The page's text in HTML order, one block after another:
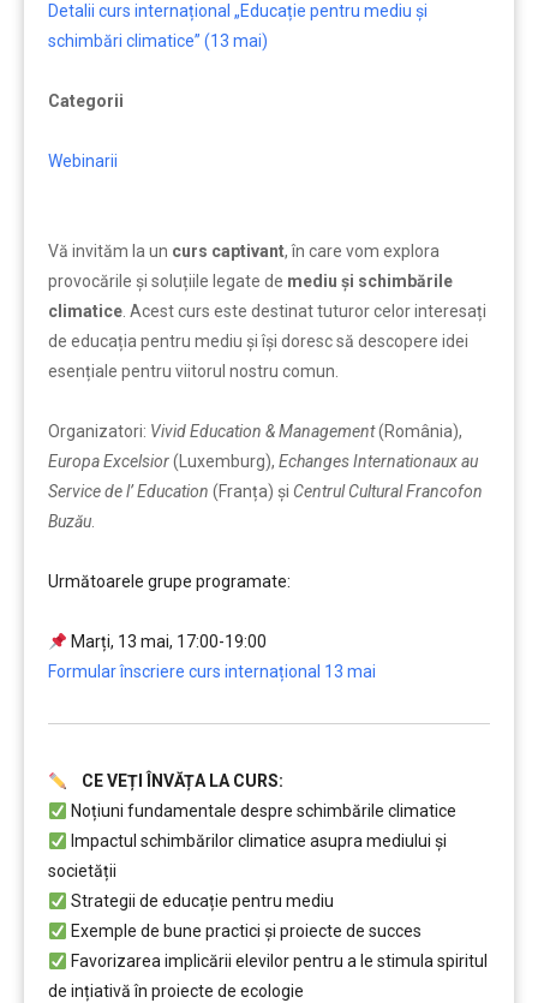
Detalii curs internațional „Educație pentru mediu și
schimbări climatice” (13 mai)
Categorii
Webinarii
Vă invităm la un curs captivant, în care vom explora
provocările și soluțiile legate de mediu și schimbările
climatice . Acest curs este destinat tuturor celor interesați
de educația pentru mediu și își doresc să descopere idei
esențiale pentru viitorul nostru comun.
Organizatori: Vivid Education & Management(România),
Europa Excelsior(Luxemburg), Echanges Internationaux au
Service de l’ Education (Franța) și Centrul Cultural Francofon
Buzău
Următoarele grupe programate:
Marți, 13 mai, 17:00-19:00
Formular înscriere curs internațional 13 mai
CE VEȚI ÎNVĂȚA LA CURS:
Noțiuni fundamentale despre schimbările climatice
Impactul schimbărilor climatice asupra mediului și
societății
Strategii de educație pentru mediu
Exemple de bune practici și proiecte de succes
Favorizarea implicării elevilor pentru a le stimula spiritul
de ințiativă în proiecte de ecologie